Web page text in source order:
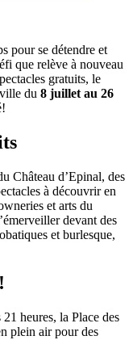
pour se détendre et
que relève à nouveau
gratuits, le
du 8 juillet au 26
Château d’Epinal, des
à découvrir en
et arts du
devant des
et burlesque,
heures, la Place des
plein air pour des